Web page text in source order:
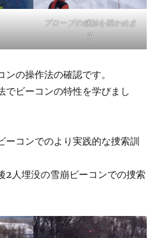
プローブの感触を確かめま
す
の操作法の確認です。
でビーコンの特性を学びまし
ーコンでのより実践的な捜索訓
2人埋没の雪崩ビーコンでの捜索